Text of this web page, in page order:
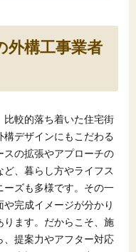
外構工事業者
較的落ち着いた住宅街
デザインにもこだわる
スの拡張やアプローチの
、暮らし方やライフス
ーズも多様です。その一
完成イメージが分かり
ります。だからこそ、施
提案力やアフター対応